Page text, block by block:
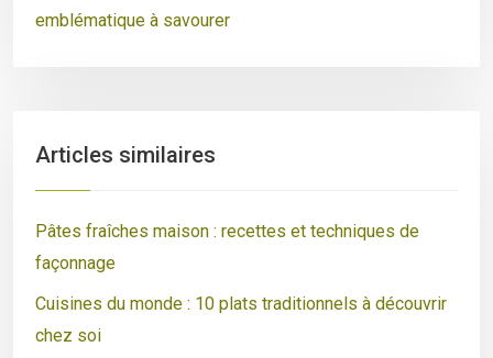
emblématique à savourer
Articles similaires
Pâtes fraîches maison : recettes et techniques de
façonnage
Cuisines du monde : 10 plats traditionnels à découvrir
chez soi